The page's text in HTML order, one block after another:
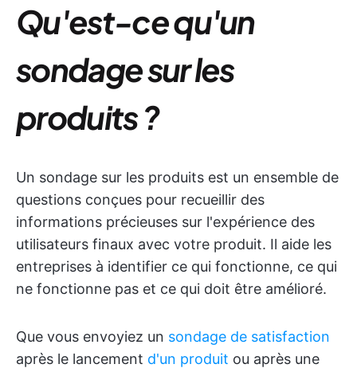
Qu'est-ce qu'un
sondage sur les
produits ?
Un sondage sur les produits est un ensemble de
questions conçues pour recueillir des
informations précieuses sur l'expérience des
utilisateurs finaux avec votre produit. Il aide les
entreprises à identifier ce qui fonctionne, ce qui
ne fonctionne pas et ce qui doit être amélioré.
Que vous envoyiez un sondage de satisfaction
après le lancement d'un produit ou après une